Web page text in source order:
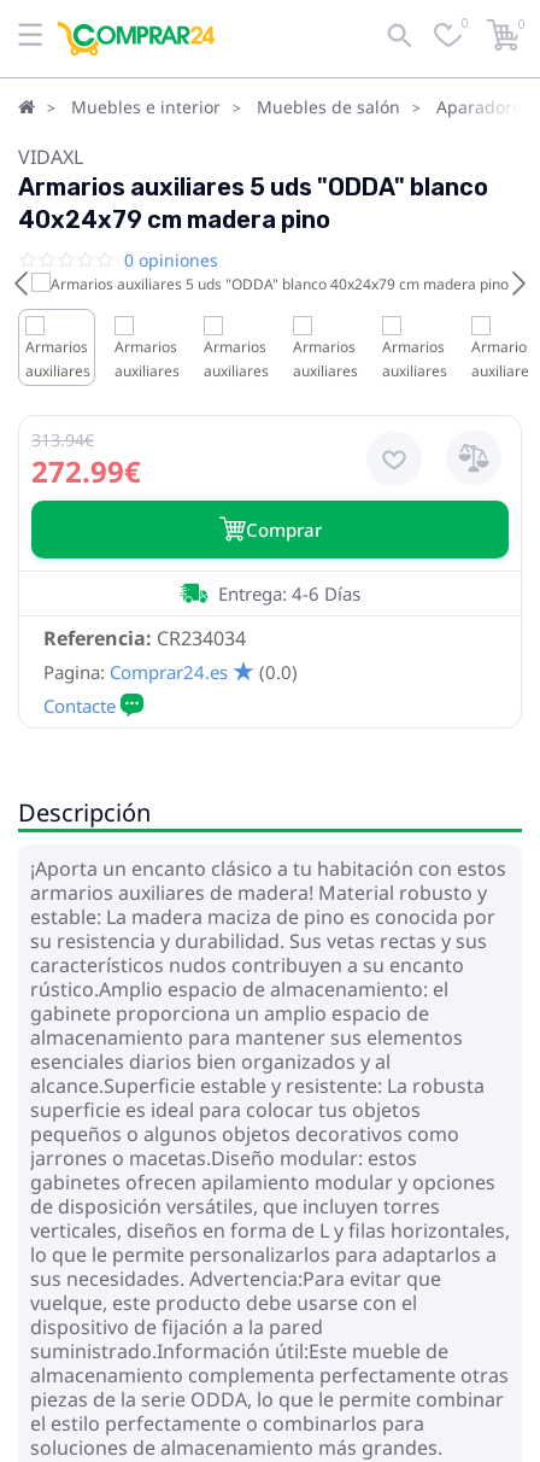
0 0
Muebles e interior Muebles de salón
VIDAXL
Armarios auxiliares 5 uds "ODDA" blanco
40x24x79 cm madera pino
0 opiniones
272.99€
313.94€
Сomprar
Referencia: CR234034
Entrega: 4-6 Días
Pagina: Comprar24.es (0.0)
Descripción
¡Aporta un encanto clásico a tu habitación con estos
armarios auxiliares de madera! Material robusto y
estable: La madera maciza de pino es conocida por
su resistencia y durabilidad. Sus vetas rectas y sus
característicos nudos contribuyen a su encanto
rústico.Amplio espacio de almacenamiento: el
gabinete proporciona un amplio espacio de
almacenamiento para mantener sus elementos
esenciales diarios bien organizados y al
alcance.Superficie estable y resistente: La robusta
superficie es ideal para colocar tus objetos
pequeños o algunos objetos decorativos como
jarrones o macetas.Diseño modular: estos
gabinetes ofrecen apilamiento modular y opciones
de disposición versátiles, que incluyen torres
verticales, diseños en forma de L y filas horizontales,
lo que le permite personalizarlos para adaptarlos a
sus necesidades. Advertencia:Para evitar que
vuelque, este producto debe usarse con el
dispositivo de fijación a la pared
suministrado.Información útil:Este mueble de
almacenamiento complementa perfectamente otras
piezas de la serie ODDA, lo que le permite combinar
el estilo perfectamente o combinarlos para
soluciones de almacenamiento más grandes.